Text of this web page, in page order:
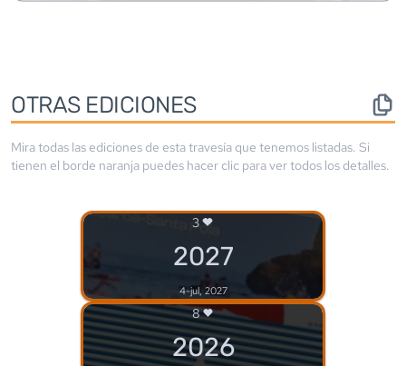
OTRAS EDICIONES
Mira todas las ediciones de esta travesía que tenemos listadas. Si
tienen el borde naranja puedes hacer clic para ver todos los detalles.
3
2027
4-jul, 2027
8
2026